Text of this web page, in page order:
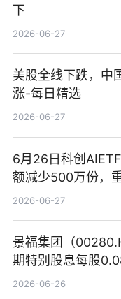
下
2026-06-27
美股全线下跌，中
涨-每日精选
2026-06-27
6月26日科创
额减少500万份，
份、寒武纪、澜起
2026-06-27
景福集团（
期特别股息每股
看
2026-06-26